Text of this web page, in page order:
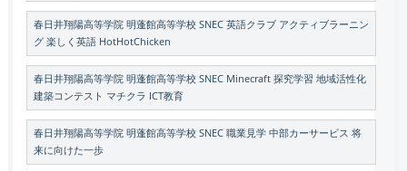
春日井翔陽高等学院 明蓬館高等学校 SNEC 英語クラブ アクティブラーニン
グ 楽しく英語 HotHotChicken
春日井翔陽高等学院 明蓬館高等学校 SNEC Minecraft 探究学習 地域活性化
建築コンテスト マチクラ ICT教育
春日井翔陽高等学院 明蓬館高等学校 SNEC 職業見学 中部カーサービス 将
来に向けた一歩